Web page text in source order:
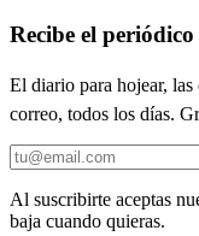
Recibe el
El diario para hojear,
correo, todos los días.
Al suscribirte aceptas
baja cuando quieras.